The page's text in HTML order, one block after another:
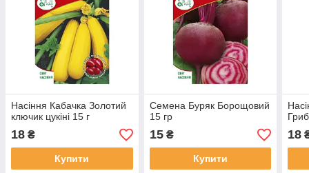
Насіння Кабачка Золотий
ключик цукіні 15 г
18 ₴
Купити
Семена Буряк Борощовий
15 гр
15₴
Купити
18